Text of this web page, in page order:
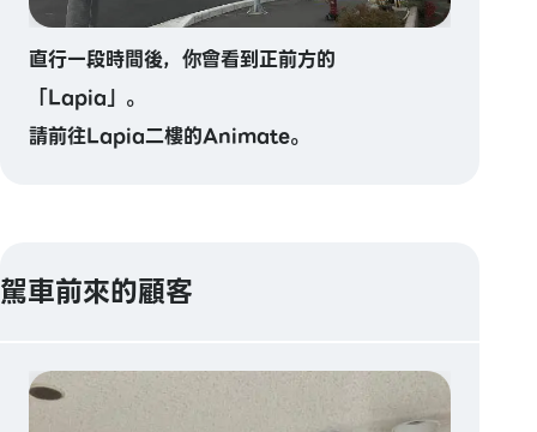
直行一段時間後，你會看到正前方的
「Lapia」。
請前往Lapia二樓的Animate。
駕車前來的顧客